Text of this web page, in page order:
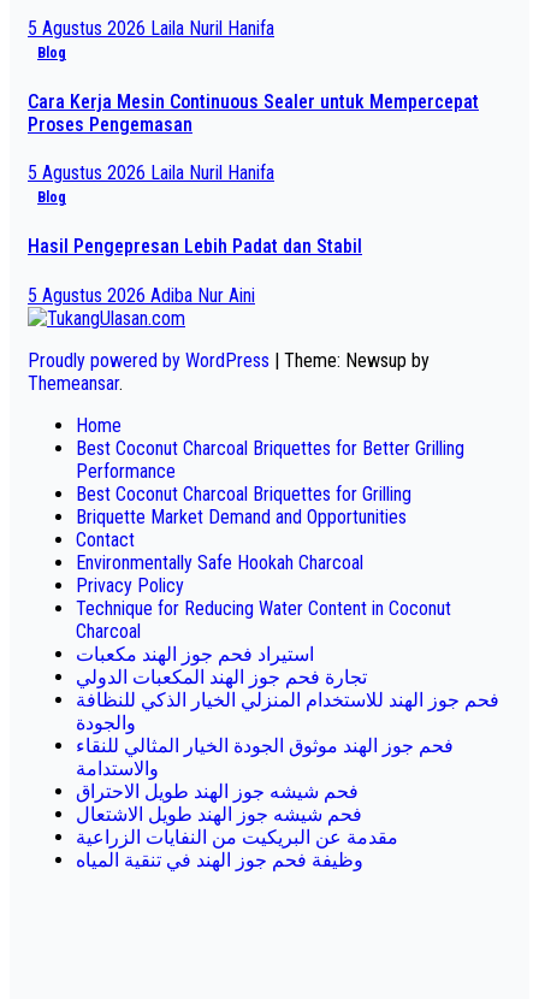
5 Agustus 2026 Laila Nuril Hanifa
Blog
Cara Kerja Mesin Continuous Sealer untuk Mempercepat
Proses Pengemasan
5 Agustus 2026 Laila Nuril Hanifa
Blog
Hasil Pengepresan Lebih Padat dan Stabil
5 Agustus 2026 Adiba Nur Aini
Proudly powered by WordPress | Theme: Newsup by
Themeansar.
Home
Best Coconut Charcoal Briquettes for Better Grilling
Performance
Best Coconut Charcoal Briquettes for Grilling
Briquette Market Demand and Opportunities
Contact
Environmentally Safe Hookah Charcoal
Privacy Policy
Technique for Reducing Water Content in Coconut
Charcoal
استيراد فحم جوز الهند مكعبات
تجارة فحم جوز الهند المكعبات الدولي
فحم جوز الهند للاستخدام المنزلي الخيار الذكي للنظافة
والجودة
فحم جوز الهند موثوق الجودة الخيار المثالي للنقاء
والاستدامة
فحم شيشه جوز الهند طويل الاحتراق
فحم شيشه جوز الهند طويل الاشتعال
مقدمة عن البريكيت من النفايات الزراعية
وظيفة فحم جوز الهند في تنقية المياه